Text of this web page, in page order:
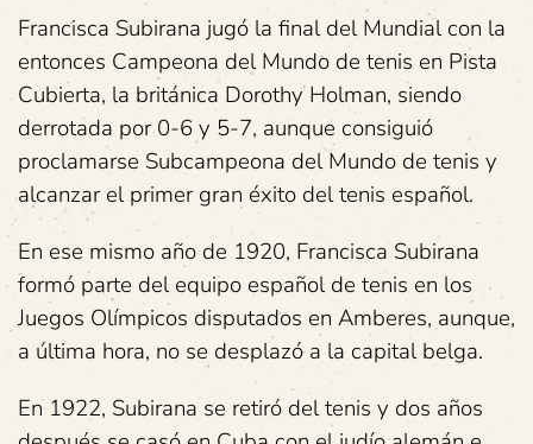
Francisca Subirana jugó la final del Mundial con la
entonces Campeona del Mundo de tenis en Pista
Cubierta, la británica Dorothy Holman, siendo
derrotada por 0-6 y 5-7, aunque consiguió
proclamarse Subcampeona del Mundo de tenis y
alcanzar el primer gran éxito del tenis español.
En ese mismo año de 1920, Francisca Subirana
formó parte del equipo español de tenis en los
Juegos Olímpicos disputados en Amberes, aunque,
a última hora, no se desplazó a la capital belga.
En 1922, Subirana se retiró del tenis y dos años